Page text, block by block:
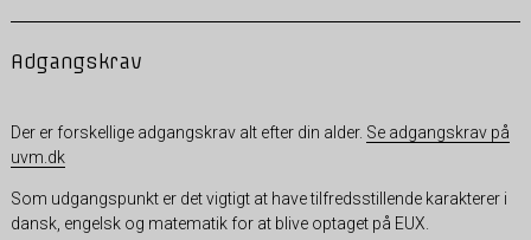
Adgangskrav
Der er forskellige adgangskrav alt efter din alder. Se adgangskrav på
uvm.dk
Som udgangspunkt er det vigtigt at have tilfredsstillende karakterer i
dansk, engelsk og matematik for at blive optaget på EUX.